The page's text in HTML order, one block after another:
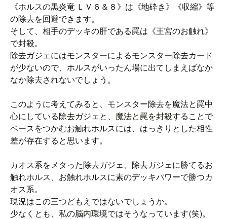
《ホルスの黒炎竜 ＬＶ６＆８》は《地砕き》《収縮》等
の除去を回避できます。
そして、相手のデッキの肝である罠は《王宮のお触れ》
で封殺。
除去ガジェにはモンスターによるモンスター除去カード
が少ないので、ホルスがいったん場に出てしまえばなか
なか除去されないでしょう。
このように考えてみると、モンスター除去を魔法と罠中
心にしている除去ガジェと、魔法と罠を封殺することで
ペースをつかむお触れホルスには、はっきりとした相性
差が存在すると思います。
カオス系をメタった除去ガジェ、除去ガジェに勝てるお
触れホルス、お触れホルスに素のデッキパワーで勝つカ
オス系。
現況はこの三つどもえではないでしょうか。
少なくとも、私の脳内環境ではそうなっています(笑)。